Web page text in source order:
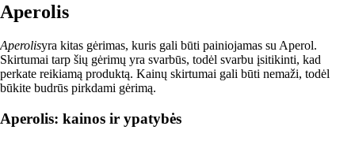
Aperolis
Aperolisyra kitas gėrimas, kuris gali būti painiojamas su Aperol.
Skirtumai tarp šių gėrimų yra svarbūs, todėl svarbu įsitikinti, kad
perkate reikiamą produktą. Kainų skirtumai gali būti nemaži, todėl
būkite budrūs pirkdami gėrimą.
Aperolis: kainos ir ypatybės